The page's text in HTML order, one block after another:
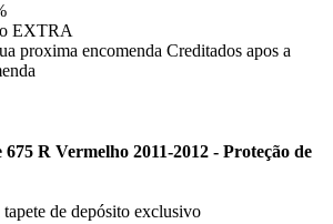
EXTRA
proxima encomenda Creditados apos a
R Vermelho 2011-2012 - Proteção de
tapete de depósito exclusivo